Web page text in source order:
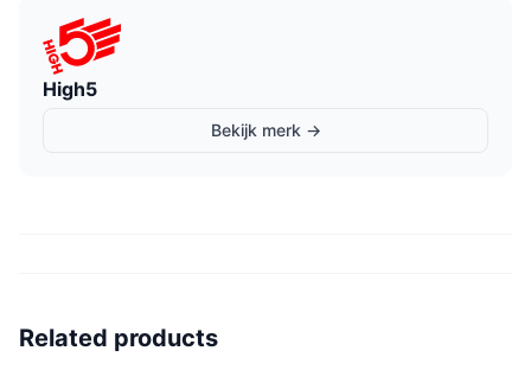
High5
Bekijk merk →
Related products